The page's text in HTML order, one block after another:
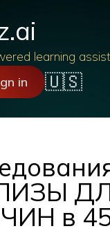
learning
in 🇺🇸
в 45